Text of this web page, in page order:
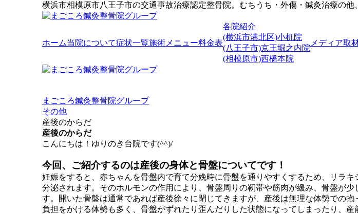
横浜市相模原市八王子市の交通事故治療認定整骨院。むちうち・外傷・鍼灸治療の他
ホーム当院について症状一覧施術メニュー料金表
各院紹介
(横浜市港北区)小机院
(八王子市)京王堀之内院
(相模原市)西橋本院
メディア取
まごころ鍼灸整骨院グループ
その他
産後のからだ
産後のからだ
こんにちは！ゆりのき台院です(^^)/
今回、ご紹介するのは産後の身体と骨盤についてです！
妊娠をすると、赤ちゃんを骨盤内で育て分娩時に骨盤を通りやすくするため、リラキ
分泌されます。そのホルモンの作用により、骨盤周りの靭帯や筋肉が緩み、骨盤が少
す。開いた骨盤は通常であれば産後徐々に閉じてきますが、産後は無理な体勢での抱
負担をかける体勢も多く、骨盤がずれたり歪んだりした状態になってしまったり、産